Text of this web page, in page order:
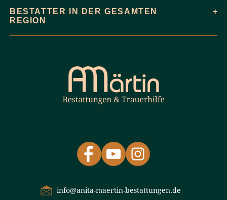
BESTATTER IN DER GESAMTEN
REGION
info@anita-maertin-bestattungen.de